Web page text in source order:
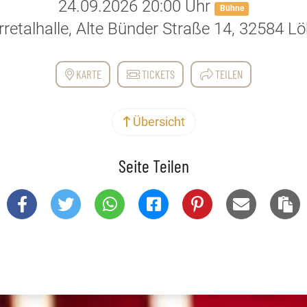
24.09.2026 20:00 Uhr Bühne
Alte Bünder Straße 14, 32584
KARTE TICKETS TEILEN
Übersicht
Seite Teilen